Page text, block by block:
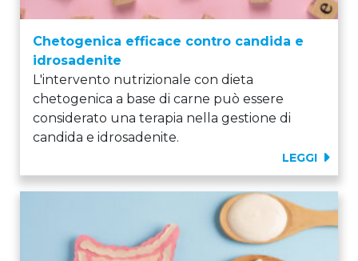
Chetogenica efficace contro candida e
idrosadenite
L'intervento nutrizionale con dieta
chetogenica a base di carne può essere
considerato una terapia nella gestione di
candida e idrosadenite.
LEGGI